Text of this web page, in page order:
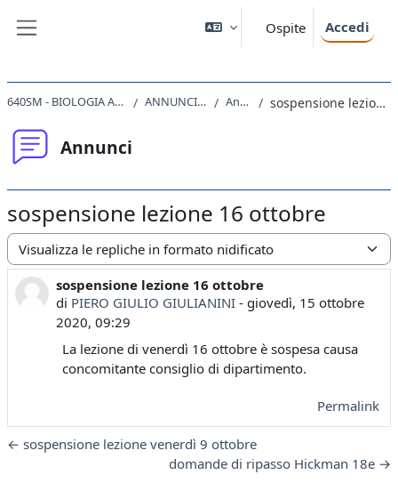
Ospite Accedi
640SM - BIOLOGIA ANIMALE 2020 ANNUNCI E AVVISI Annunci sospensione lezione 16 ottobre
Annunci
sospensione lezione 16 ottobre
Modalità visualizzazione
sospensione lezione 16 ottobre
di PIERO GIULIO GIULIANINI -giovedì, 15 ottobre
2020, 09:29
Numero di risposte: 0
La lezione di venerdì 16 ottobre è sospesa causa
concomitante consiglio di dipartimento.
Permalink
← sospensione lezione venerdì 9 ottobre
domande di ripasso Hickman 18e →